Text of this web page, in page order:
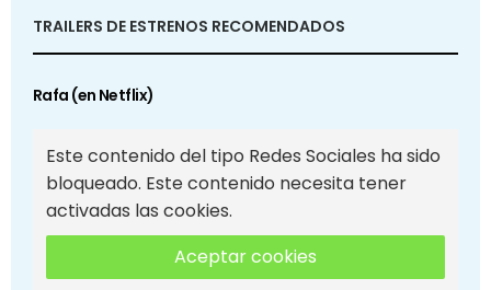
TRAILERS DE ESTRENOS RECOMENDADOS
Rafa (en Netflix)
Este contenido del tipo Redes Sociales ha sido
bloqueado. Este contenido necesita tener
activadas las cookies.
Aceptar cookies